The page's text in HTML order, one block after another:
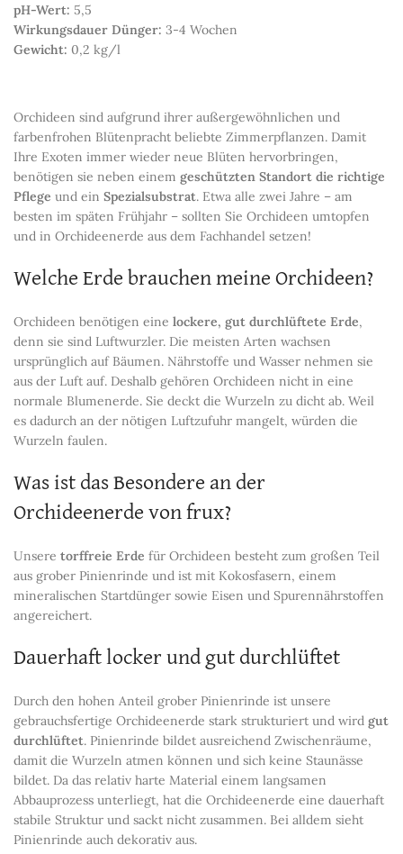
pH-Wert: 5,5
Wirkungsdauer Dünger: 3-4 Wochen
Gewicht: 0,2 kg/l
Orchideen sind aufgrund ihrer außergewöhnlichen und
farbenfrohen Blütenpracht beliebte Zimmerpflanzen. Damit
Ihre Exoten immer wieder neue Blüten hervorbringen,
benötigen sie neben einem geschützten Standort die richtige
Pflege und ein Spezialsubstrat. Etwa alle zwei Jahre – am
besten im späten Frühjahr – sollten Sie Orchideen umtopfen
und in Orchideenerde aus dem Fachhandel setzen!
Welche Erde brauchen meine Orchideen?
Orchideen benötigen eine lockere, gut durchlüftete Erde,
denn sie sind Luftwurzler. Die meisten Arten wachsen
ursprünglich auf Bäumen. Nährstoffe und Wasser nehmen sie
aus der Luft auf. Deshalb gehören Orchideen nicht in eine
normale Blumenerde. Sie deckt die Wurzeln zu dicht ab. Weil
es dadurch an der nötigen Luftzufuhr mangelt, würden die
Wurzeln faulen.
Was ist das Besondere an der
Orchideenerde von frux?
Unsere torffreie Erde für Orchideen besteht zum großen Teil
aus grober Pinienrinde und ist mit Kokosfasern, einem
mineralischen Startdünger sowie Eisen und Spurennährstoffen
angereichert.
Dauerhaft locker und gut durchlüftet
Durch den hohen Anteil grober Pinienrinde ist unsere
gebrauchsfertige Orchideenerde stark strukturiert und wird gut
durchlüftet. Pinienrinde bildet ausreichend Zwischenräume,
damit die Wurzeln atmen können und sich keine Staunässe
bildet. Da das relativ harte Material einem langsamen
Abbauprozess unterliegt, hat die Orchideenerde eine dauerhaft
stabile Struktur und sackt nicht zusammen. Bei alldem sieht
Pinienrinde auch dekorativ aus.